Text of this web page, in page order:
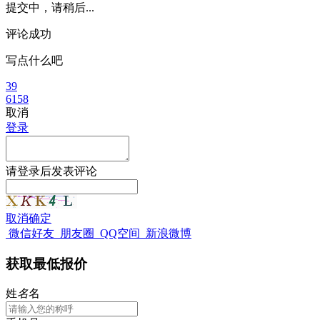
提交中，请稍后...
评论成功
写点什么吧
39
6158
取消
登录
请登录后发表评论
取消确定
微信好友 朋友圈 QQ空间 新浪微博
获取最低报价
姓名名